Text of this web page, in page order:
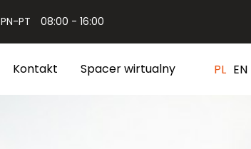
PN-PT 08:00 - 16:00
Kontakt Spacer wirtualny PL EN